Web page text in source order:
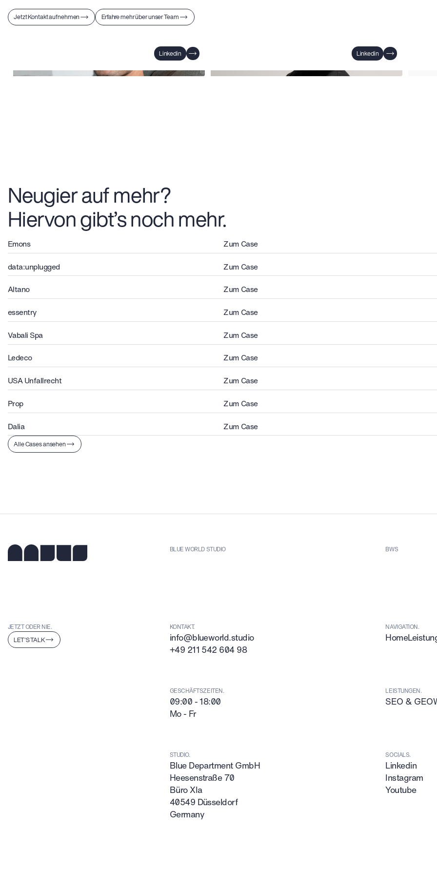
Jetzt Kontakt aufnehmen Erfahre mehr über unser Team
Linkedin Linkedin
Neugier auf mehr?
Hiervon gibt’s noch mehr.
Emons Zum Case
data:unplugged Zum Case
Altano Zum Case
essentry Zum Case
Vabali Spa Zum Case
Ledeco Zum Case
USA Unfallrecht Zum Case
Prop Zum Case
Dalia Zum Case
Alle Cases ansehen
BLUE WORLD STUDIO BWS
JETZT ODER NIE.
LET'S TALK
KONTAKT.
info@blueworld.studio
+49 211 542 604 98
NAVIGATION.
Home
GESCHÄFTSZEITEN.
09:00 - 18:00
Mo - Fr
LEISTUNGEN.
SEO & GEO
STUDIO.
Blue Department GmbH
Heesenstraße 70
Büro XIa
40549 Düsseldorf
Germany
SOCIALS.
Linkedin
Instagram
Youtube